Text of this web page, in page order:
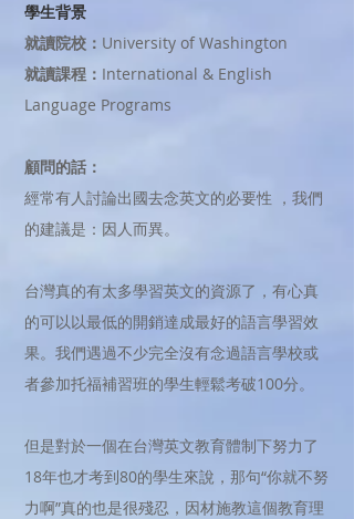
學生背景
就讀院校： University of Washington
就讀課程： International & English
Language Programs
顧問的話：
經常有人討論出國去念英文的必要性 ，我們
的建議是：因人而異。
台灣真的有太多學習英文的資源了，有心真
的可以以最低的開銷達成最好的語言學習效
果。我們遇過不少完全沒有念過語言學校或
者參加托福補習班的學生輕鬆考破100分。
但是對於一個在台灣英文教育體制下努力了
18年也才考到80的學生來說，那句“你就不努
力啊”真的也是很殘忍，因材施教這個教育理